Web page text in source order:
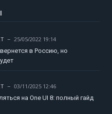
25/05/2022 19:14
в Россию, но
03/11/2025 12:46
на One UI 8: полный гайд